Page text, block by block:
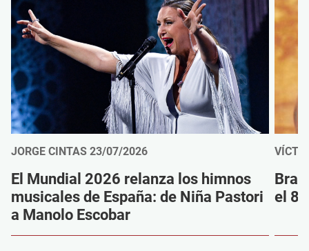
JORGE CINTAS 23/07/2026
El Mundial 2026 relanza los himnos
musicales de España: de Niña Pastori
a Manolo Escobar
el